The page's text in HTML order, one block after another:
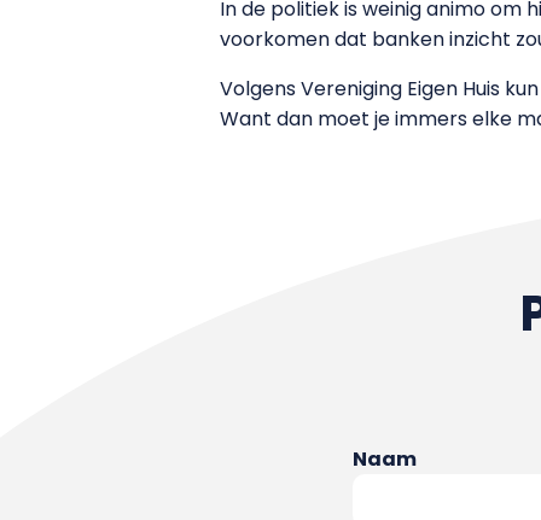
In de politiek is weinig animo om
voorkomen dat banken inzicht
Volgens Vereniging Eigen Huis
Want dan moet je immers elke
Naam